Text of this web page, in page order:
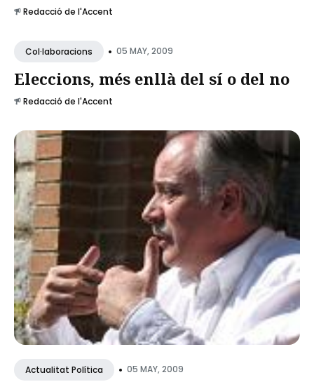
Redacció de l'Accent
Col·laboracions • 05 MAY, 2009
Eleccions, més enllà del sí o del no
Redacció de l'Accent
Actualitat Política • 05 MAY, 2009